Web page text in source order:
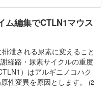
ム編集でCTLN1マウス
泄される尿素に変えること
経路・尿素サイクルの重度
）はアルギニノコハク
性変異を原因とします。
(2